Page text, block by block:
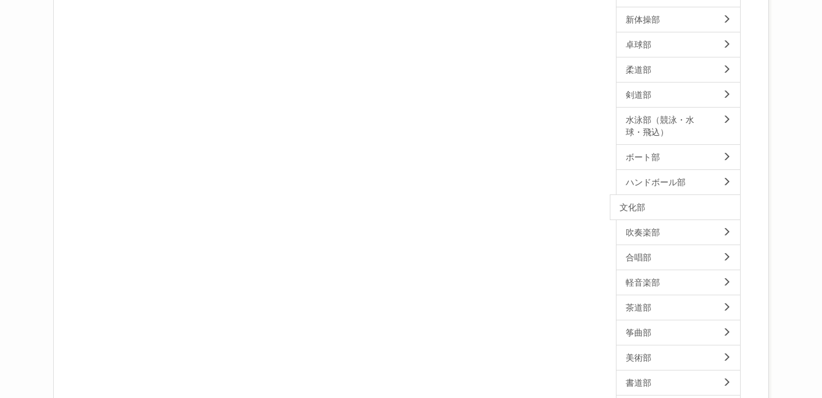
新体操部
卓球部
柔道部
剣道部
水泳部（競泳・水
球・飛込）
ボート部
ハンドボール部
文化部
吹奏楽部
合唱部
軽音楽部
茶道部
筝曲部
美術部
書道部